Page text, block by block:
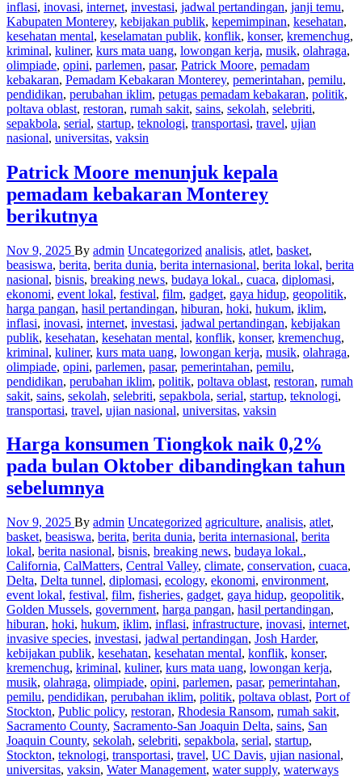
inflasi, inovasi, internet, investasi, jadwal pertandingan, janji temu,
Kabupaten Monterey, kebijakan publik, kepemimpinan, kesehatan,
kesehatan mental, keselamatan publik, konflik, konser, kremenchug,
kriminal, kuliner, kurs mata uang, lowongan kerja, musik, olahraga,
olimpiade, opini, parlemen, pasar, Patrick Moore, pemadam
kebakaran, Pemadam Kebakaran Monterey, pemerintahan, pemilu,
pendidikan, perubahan iklim, petugas pemadam kebakaran, politik,
poltava oblast, restoran, rumah sakit, sains, sekolah, selebriti,
sepakbola, serial, startup, teknologi, transportasi, travel, ujian
nasional, universitas, vaksin
Patrick Moore menunjuk kepala
pemadam kebakaran Monterey
berikutnya
Nov 9, 2025 By admin Uncategorized analisis, atlet, basket,
beasiswa, berita, berita dunia, berita internasional, berita lokal, berita
nasional, bisnis, breaking news, budaya lokal., cuaca, diplomasi,
ekonomi, event lokal, festival, film, gadget, gaya hidup, geopolitik,
harga pangan, hasil pertandingan, hiburan, hoki, hukum, iklim,
inflasi, inovasi, internet, investasi, jadwal pertandingan, kebijakan
publik, kesehatan, kesehatan mental, konflik, konser, kremenchug,
kriminal, kuliner, kurs mata uang, lowongan kerja, musik, olahraga,
olimpiade, opini, parlemen, pasar, pemerintahan, pemilu,
pendidikan, perubahan iklim, politik, poltava oblast, restoran, rumah
sakit, sains, sekolah, selebriti, sepakbola, serial, startup, teknologi,
transportasi, travel, ujian nasional, universitas, vaksin
Harga konsumen Tiongkok naik 0,2%
pada bulan Oktober dibandingkan tahun
sebelumnya
Nov 9, 2025 By admin Uncategorized agriculture, analisis, atlet,
basket, beasiswa, berita, berita dunia, berita internasional, berita
lokal, berita nasional, bisnis, breaking news, budaya lokal.,
California, CalMatters, Central Valley, climate, conservation, cuaca,
Delta, Delta tunnel, diplomasi, ecology, ekonomi, environment,
event lokal, festival, film, fisheries, gadget, gaya hidup, geopolitik,
Golden Mussels, government, harga pangan, hasil pertandingan,
hiburan, hoki, hukum, iklim, inflasi, infrastructure, inovasi, internet,
invasive species, investasi, jadwal pertandingan, Josh Harder,
kebijakan publik, kesehatan, kesehatan mental, konflik, konser,
kremenchug, kriminal, kuliner, kurs mata uang, lowongan kerja,
musik, olahraga, olimpiade, opini, parlemen, pasar, pemerintahan,
pemilu, pendidikan, perubahan iklim, politik, poltava oblast, Port of
Stockton, Public policy, restoran, Rhodesia Ransom, rumah sakit,
Sacramento County, Sacramento-San Joaquin Delta, sains, San
Joaquin County, sekolah, selebriti, sepakbola, serial, startup,
Stockton, teknologi, transportasi, travel, UC Davis, ujian nasional,
universitas, vaksin, Water Management, water supply, waterways